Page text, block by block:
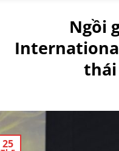
Ngồi
thái
25